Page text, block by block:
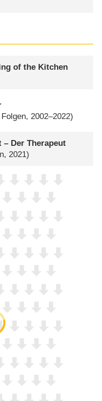
of the Kitchen
2002–2022)
– Der Therapeut
2021)